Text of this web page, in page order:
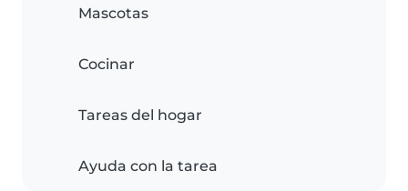
Mascotas
Cocinar
Tareas del hogar
Ayuda con la tarea